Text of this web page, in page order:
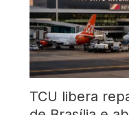
TCU libera